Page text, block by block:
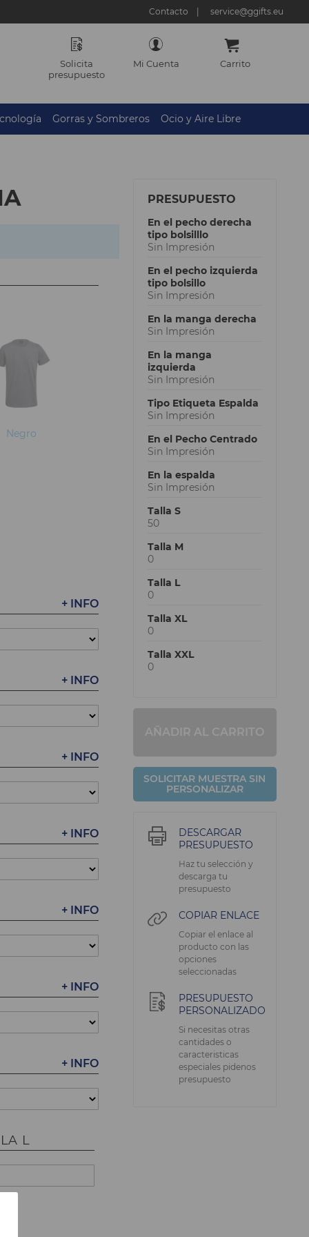
Contacto service@ggifts.eu
Solicita
presupuesto
Mi Cuenta Carrito
Gorras y Sombreros Ocio y Aire Libre
Negro
+ INFO
+ INFO
+ INFO
+ INFO
+ INFO
+ INFO
+ INFO
L
PRESUPUESTO
En el pecho derecha
tipo bolsilllo
Sin Impresión
En el pecho izquierda
tipo bolsillo
Sin Impresión
En la manga derecha
Sin Impresión
En la manga
izquierda
Sin Impresión
Tipo Etiqueta Espalda
Sin Impresión
En el Pecho Centrado
Sin Impresión
En la espalda
Sin Impresión
Talla S
50
Talla M
0
Talla L
0
Talla XL
0
Talla XXL
0
AÑADIR AL CARRITO
SOLICITAR MUESTRA SIN
PERSONALIZAR
DESCARGAR
PRESUPUESTO
Haz tu selección y
descarga tu
presupuesto
COPIAR ENLACE
Copiar el enlace al
producto con las
opciones
seleccionadas
PRESUPUESTO
PERSONALIZADO
Si necesitas otras
cantidades o
caracteristicas
especiales pidenos
presupuesto